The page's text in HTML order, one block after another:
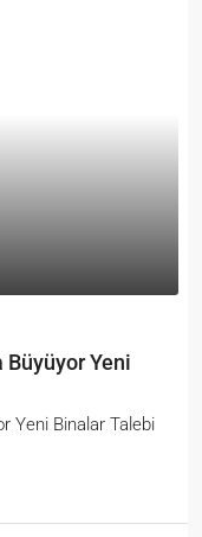
Büyüyor Yeni
Yeni Binalar Talebi